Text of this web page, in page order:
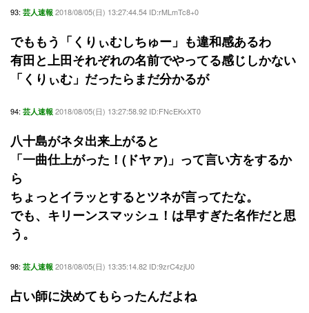
93: 芸人速報 2018/08/05(日) 13:27:44.54 ID:rMLmTc8+0
でももう「くりぃむしちゅー」も違和感あるわ
有田と上田それぞれの名前でやってる感じしかない
「くりぃむ」だったらまだ分かるが
94: 芸人速報 2018/08/05(日) 13:27:58.92 ID:FNcEKxXT0
八十島がネタ出来上がると
「一曲仕上がった！(ドヤァ)」って言い方をするか
ら
ちょっとイラッとするとツネが言ってたな。
でも、キリーンスマッシュ！は早すぎた名作だと思
う。
98: 芸人速報 2018/08/05(日) 13:35:14.82 ID:9zrC4zjU0
占い師に決めてもらったんだよね